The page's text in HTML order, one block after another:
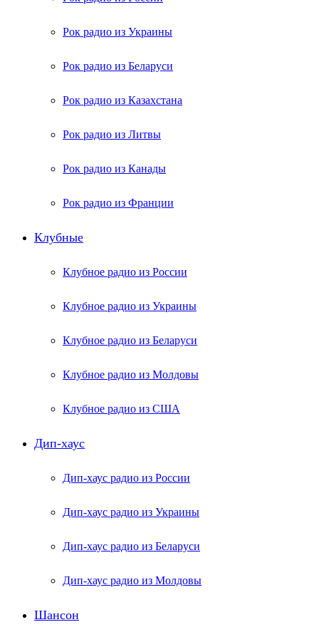
Рок радио из Украины
Рок радио из Беларуси
Рок радио из Казахстана
Рок радио из Литвы
Рок радио из Канады
Рок радио из Франции
Клубные
Клубное радио из России
Клубное радио из Украины
Клубное радио из Беларуси
Клубное радио из Молдовы
Клубное радио из США
Дип-хаус
Дип-хаус радио из России
Дип-хаус радио из Украины
Дип-хаус радио из Беларуси
Дип-хаус радио из Молдовы
Шансон